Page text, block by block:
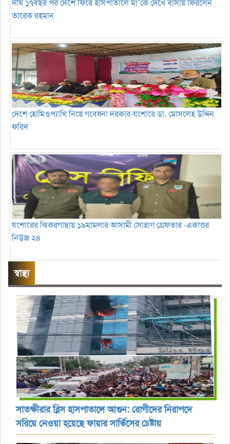
দীর্ঘ ১৭বছর পর দেশে ফিরে হাসপাতালে মা’কে দেখে বাসায় ফিরলেন
তারেক রহমান
দেশে হোমিওপ্যাথি নিয়ে গবেষনা দরকার-যশোরে ডা. মোসলেহ উদ্দিন
ফরিদ
যশোরের ঝিকরগাছায় ১৯মামলার আসামী সোহাগ গ্রেফতার -একাত্তর
নিউজ ২৪
স্বাস্থ্য
সাতক্ষীরার ব্লিস হাসপাতালে আগুন: রোগীদের নিরাপদে
সরিয়ে নেওয়া হয়েছে ফায়ার সার্ভিসের চেষ্টায়